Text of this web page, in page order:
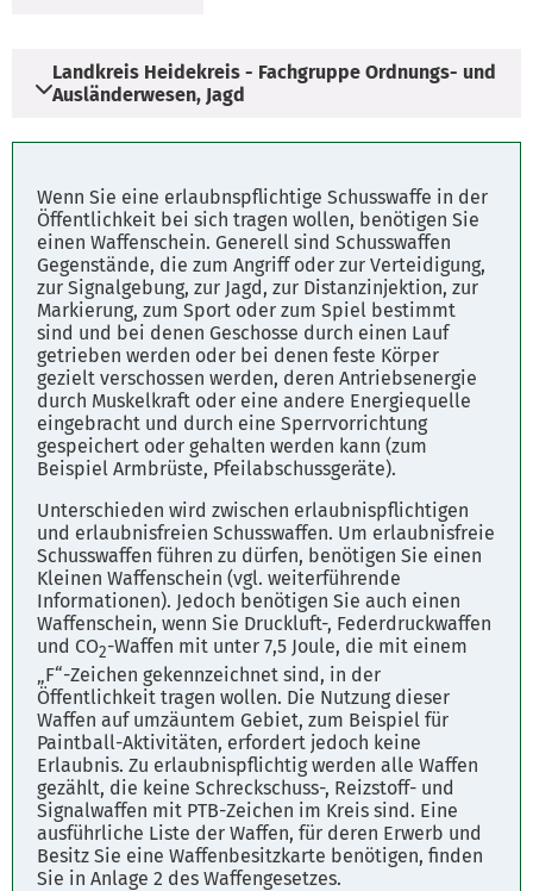
Wenn Sie eine erlaubnspflichtige Schusswaffe in der
Öffentlichkeit bei sich tragen wollen, benötigen Sie
einen Waffenschein. Generell sind Schusswaffen
Gegenstände, die zum Angriff oder zur Verteidigung,
zur Signalgebung, zur Jagd, zur Distanzinjektion, zur
Markierung, zum Sport oder zum Spiel bestimmt
sind und bei denen Geschosse durch einen Lauf
getrieben werden oder bei denen feste Körper
gezielt verschossen werden, deren Antriebsenergie
durch Muskelkraft oder eine andere Energiequelle
eingebracht und durch eine Sperrvorrichtung
gespeichert oder gehalten werden kann (zum
Beispiel Armbrüste, Pfeilabschussgeräte).
Unterschieden wird zwischen erlaubnispflichtigen
und erlaubnisfreien Schusswaffen. Um erlaubnisfreie
Schusswaffen führen zu dürfen, benötigen Sie einen
Kleinen Waffenschein (vgl. weiterführende
Informationen). Jedoch benötigen Sie auch einen
Waffenschein, wenn Sie Druckluft-, Federdruckwaffen
und CO2-Waffen mit unter 7,5 Joule, die mit einem
„F“-Zeichen gekennzeichnet sind, in der
Öffentlichkeit tragen wollen. Die Nutzung dieser
Waffen auf umzäuntem Gebiet, zum Beispiel für
Paintball-Aktivitäten, erfordert jedoch keine
Erlaubnis. Zu erlaubnispflichtig werden alle Waffen
gezählt, die keine Schreckschuss-, Reizstoff- und
Signalwaffen mit PTB-Zeichen im Kreis sind. Eine
ausführliche Liste der Waffen, für deren Erwerb und
Besitz Sie eine Waffenbesitzkarte benötigen, finden
Sie in Anlage 2 des Waffengesetzes.
Landkreis Heidekreis - Fachgruppe Ordnungs- und
Ausländerwesen, Jagd
Vogteistraße 19
29683 Bad Fallingbostel
Öffnungszeiten
Mo. - Do. 08.00 - 12.00 Uhr
Parkplätze
Fahrplanauskunft